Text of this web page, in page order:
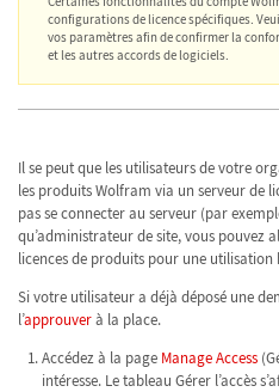
configurations de licence spécifiques.
vos paramètres afin de confirmer la
et les autres accords de logiciels.
Il se peut que les utilisateurs de votre
les produits Wolfram via un serveur de
pas se connecter au serveur (par
qu’administrateur de site, vous pouvez
licences de produits pour une utilisation
Si votre utilisateur a déjà déposé une
l’approuverà la place.
Accédez à la page Manage Access
intéresse. Le tableau Gérer l’accès